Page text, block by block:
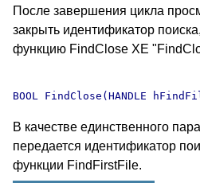
После завершения цикла
закрыть идентификатор
функцию FindClose XE
В качестве единственного
передается идентификатор
функции FindFirstFile.